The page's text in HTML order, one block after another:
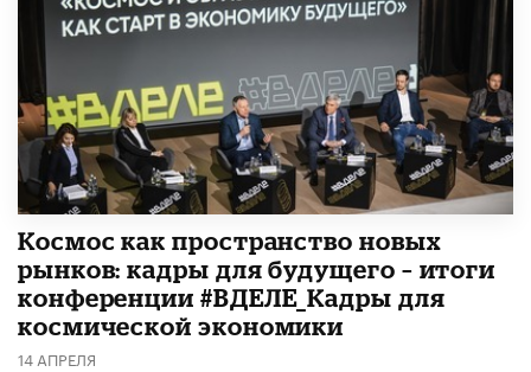
Космос как пространство новых
рынков: кадры для будущего – итоги
конференции #ВДЕЛЕ_Кадры для
космической экономики
14 АПРЕЛЯ